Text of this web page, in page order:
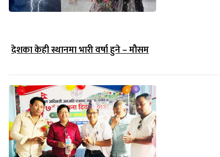
देशका केही स्थानमा भारी वर्षा हुने – मौसम